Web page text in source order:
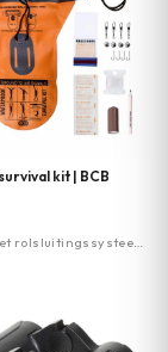
kit | BCB
rolsluitingssysteem